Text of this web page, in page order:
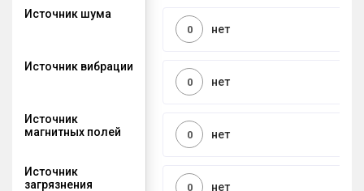
Источник шума
нет
0
Источник вибрации
нет
0
Источник
магнитных полей
нет
0
Источник
загрязнения
нет
0